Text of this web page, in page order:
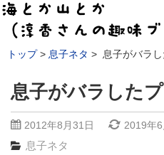
トップ 息子ネタ 息子がバラ
息子がバラした
2012年8月31日 2019年6
息子ネタ